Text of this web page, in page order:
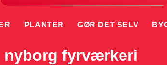
PLANTER GØR DET SELV
nyborg fyrværkeri